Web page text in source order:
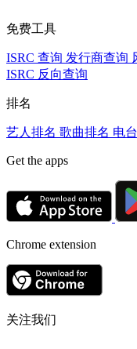
免费工具
ISRC 查询 发行商查询
ISRC 反向查询
排名
艺人排名 歌曲排名 电
Get the apps
Chrome extension
关注我们